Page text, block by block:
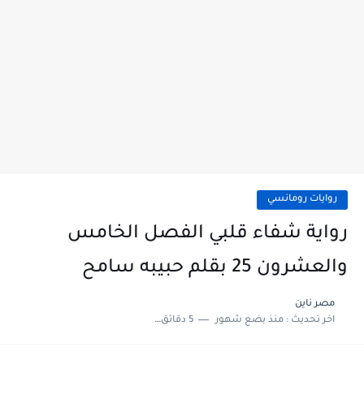
روايات رومانسي
رواية شفاء قلبي الفصل الخامس
والعشرون 25 بقلم حبيبه سامح
مصر ناين
اخر تحديث :منذ بضع شهور 5 دقائق للقراءة